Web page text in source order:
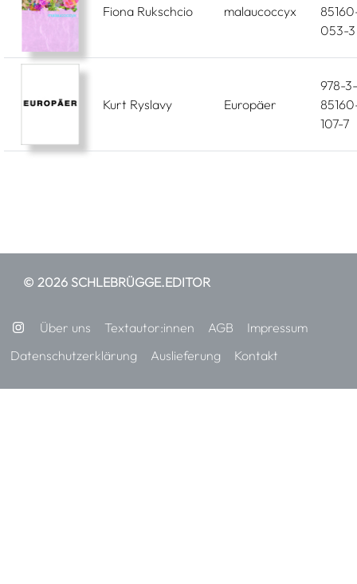
Fiona Rukschcio malaucoccyx
053-3
Kurt Ryslavy Europäer
978-3-
107-7
© 2026 SCHLEBRÜGGE.EDITOR
Über uns Textautor:innen AGB
Impressum
Datenschutzerklärung
Auslieferung Kontakt